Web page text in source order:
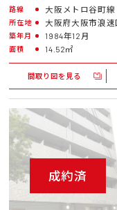
路線 大阪メトロ谷町
所在地 大阪府大阪市浪
築年月 1984年12月
面積 14.52㎡
間取り図を見る
成約済